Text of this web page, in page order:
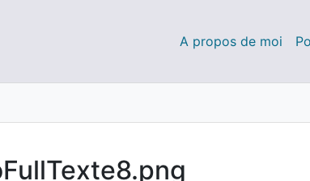
A propos de moi